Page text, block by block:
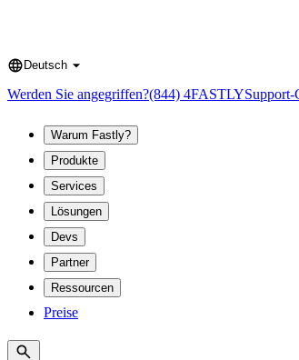
Language
Deutsch
Werden Sie angegriffen?(844) 4FASTLYSupport-
Warum Fastly?
Produkte
Services
Lösungen
Devs
Partner
Ressourcen
Preise